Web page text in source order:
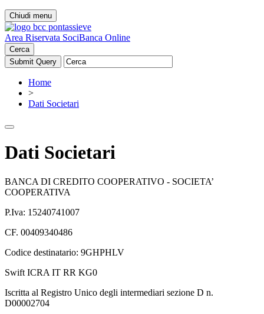
Chiudi menu
Area Riservata SociBanca Online
Cerca
Home
>
Dati Societari
Dati Societari
BANCA DI CREDITO COOPERATIVO - SOCIETA’
COOPERATIVA
P.Iva: 15240741007
CF. 00409340486
Codice destinatario: 9GHPHLV
Swift ICRA IT RR KG0
Iscritta al Registro Unico degli intermediari sezione D n.
D00002704